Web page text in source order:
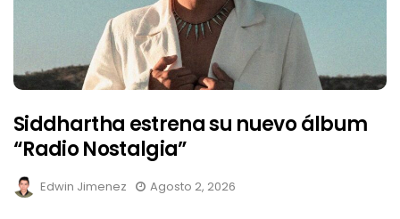
Siddhartha estrena su nuevo álbum
“Radio Nostalgia”
Edwin Jimenez Agosto 2, 2026